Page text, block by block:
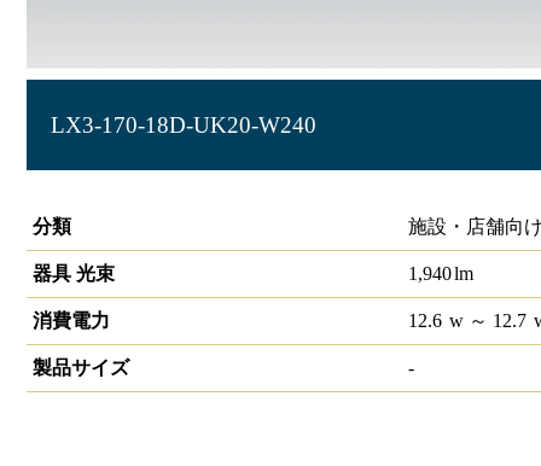
LX3-170-18D-UK20-W240
分類
施設・店舗向
器具 光束 1,940lm
消費電力 12.6 w～ 12.7
製品サイズ -